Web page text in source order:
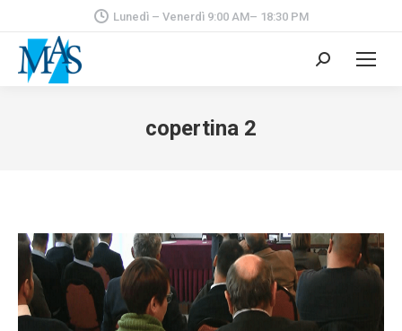
Lunedì – Venerdì 9:00 AM– 18:30 PM
Cerca:
copertina 2